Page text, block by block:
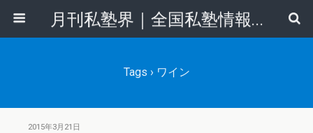
月刊私塾界｜全国私塾情報センター
Tags › ワイン
2015年3月21日